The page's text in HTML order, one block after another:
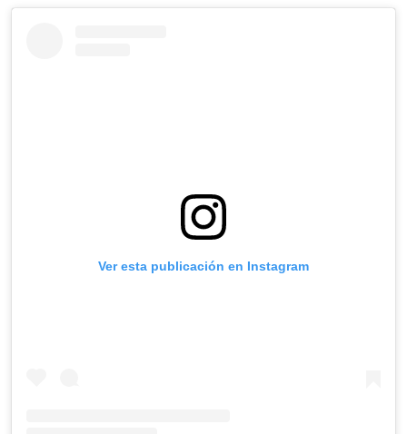
Ver esta publicación en Instagram